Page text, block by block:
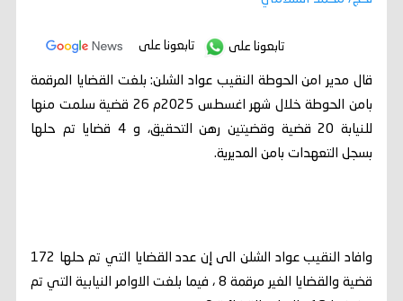
تابعونا على تابعونا على
قال مدير امن الحوطة النقيب عواد الشلن: بلغت القضايا المرقمة
بامن الحوطة خلال شهر اغسطس 2025م 26 قضية سلمت منها
للنيابة 20 قضية وقضيتين رهن التحقيق، و 4 قضايا تم حلها
بسجل التعهدات بامن المديرية.
وافاد النقيب عواد الشلن الى إن عدد القضايا التي تم حلها 172
قضية والقضايا الغير مرقمة 8 ، فيما بلغت الاوامر النيابية التي تم